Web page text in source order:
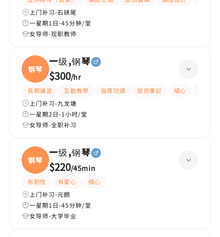
上门补习-石硖尾
一星期1日-45分钟/堂
女导师-现职教师
钢琴
一级,钢琴
$300/hr
長期補習 互動教學 指導功課 提供筆記 細心
有愛心
上门补习-九龙塘
一星期2日-1小时/堂
女导师-全职补习
钢琴
一级,钢琴
$220/45min
有耐性 有愛心
細心
上门补习-元朗
一星期1日-45分钟/堂
女导师-大学毕业